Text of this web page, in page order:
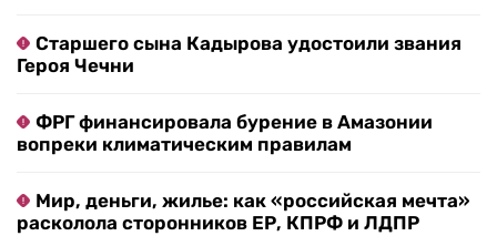
Старшего сына Кадырова удостоили звания
Героя Чечни
ФРГ финансировала бурение в Амазонии
вопреки климатическим правилам
Мир, деньги, жилье: как «российская мечта»
расколола сторонников ЕР, КПРФ и ЛДПР